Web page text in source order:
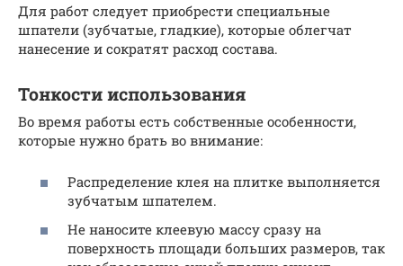
Для работ следует приобрести специальные
шпатели (зубчатые, гладкие), которые облегчат
нанесение и сократят расход состава.
Тонкости использования
Во время работы есть собственные особенности,
которые нужно брать во внимание:
Распределение клея на плитке выполняется
зубчатым шпателем.
Не наносите клеевую массу сразу на
поверхность площади больших размеров, так